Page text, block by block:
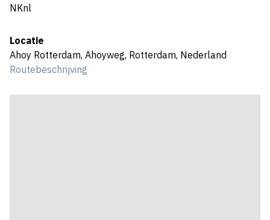
NKnl
Locatie
Ahoy Rotterdam, Ahoyweg, Rotterdam, Nederland
Routebeschrijving